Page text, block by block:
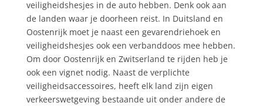
veiligheidshesjes in de auto hebben. Denk ook aan
de landen waar je doorheen reist. In Duitsland en
Oostenrijk moet je naast een gevarendriehoek en
veiligheidshesjes ook een verbanddoos mee hebben.
Om door Oostenrijk en Zwitserland te rijden heb je
ook een vignet nodig. Naast de verplichte
veiligheidsaccessoires, heeft elk land zijn eigen
verkeerswetgeving bestaande uit onder andere de